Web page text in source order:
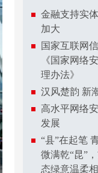
金融支持实
加大
国家互联网
《国家网络
理办法》
汉风楚韵 新
高水平网络
发展
“县”在起笔
微满乾“昆”
态绿意温柔